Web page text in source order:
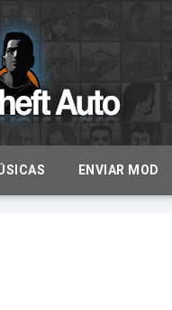
ENVIAR MOD